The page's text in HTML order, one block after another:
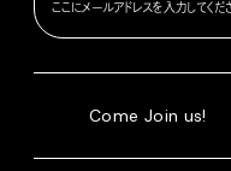
Come Join us!